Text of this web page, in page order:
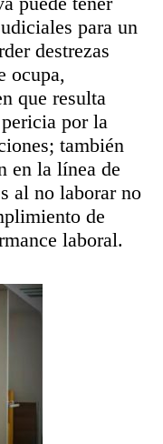
para un
destrezas
ocupa,
que resulta
por la
también
en la línea de
al no laborar no
de
laboral.